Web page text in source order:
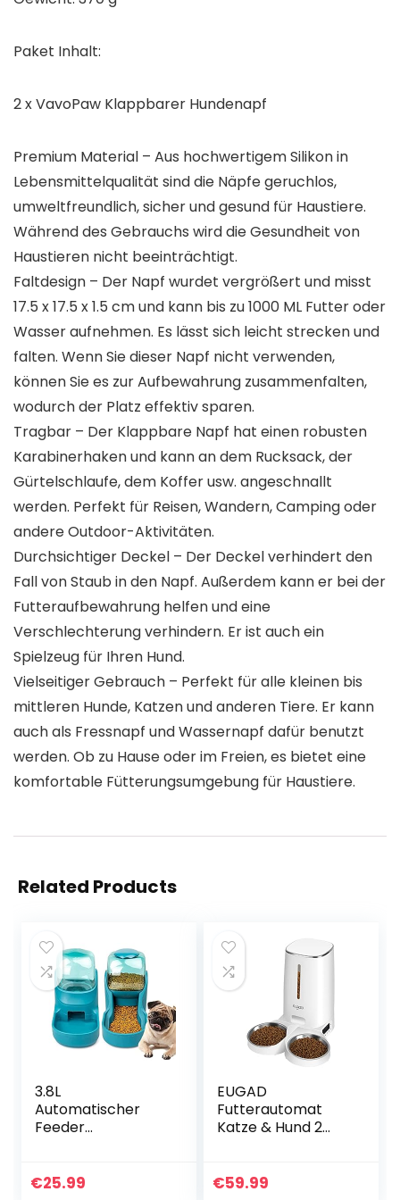
Paket Inhalt:
2 x VavoPaw Klappbarer Hundenapf
Premium Material – Aus hochwertigem Silikon in
Lebensmittelqualität sind die Näpfe geruchlos,
umweltfreundlich, sicher und gesund für Haustiere.
Während des Gebrauchs wird die Gesundheit von
Haustieren nicht beeinträchtigt.
Faltdesign – Der Napf wurdet vergrößert und misst
17.5 x 17.5 x 1.5 cm und kann bis zu 1000 ML Futter oder
Wasser aufnehmen. Es lässt sich leicht strecken und
falten. Wenn Sie dieser Napf nicht verwenden,
können Sie es zur Aufbewahrung zusammenfalten,
wodurch der Platz effektiv sparen.
Tragbar – Der Klappbare Napf hat einen robusten
Karabinerhaken und kann an dem Rucksack, der
Gürtelschlaufe, dem Koffer usw. angeschnallt
werden. Perfekt für Reisen, Wandern, Camping oder
andere Outdoor-Aktivitäten.
Durchsichtiger Deckel – Der Deckel verhindert den
Fall von Staub in den Napf. Außerdem kann er bei der
Futteraufbewahrung helfen und eine
Verschlechterung verhindern. Er ist auch ein
Spielzeug für Ihren Hund.
Vielseitiger Gebrauch – Perfekt für alle kleinen bis
mittleren Hunde, Katzen und anderen Tiere. Er kann
auch als Fressnapf und Wassernapf dafür benutzt
werden. Ob zu Hause oder im Freien, es bietet eine
komfortable Fütterungsumgebung für Haustiere.
Related Products
3.8L
Automatischer
Feeder
Haustiere
€25.99
EUGAD
Futterautomat
Katze & Hund 2
Futterspender für
€59.99